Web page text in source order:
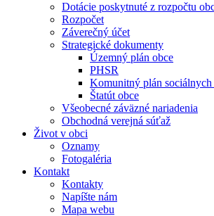
Dotácie poskytnuté z rozpočtu
Rozpočet
Záverečný účet
Strategické dokumenty
Územný plán obce
PHSR
Komunitný plán sociálnych
Štatút obce
Všeobecné záväzné nariadenia
Obchodná verejná súťaž
Život v obci
Oznamy
Fotogaléria
Kontakt
Kontakty
Napíšte nám
Mapa webu